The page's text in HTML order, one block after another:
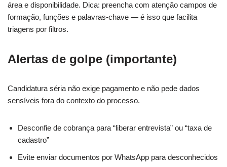
área e disponibilidade. Dica: preencha com atenção campos de
formação, funções e palavras-chave — é isso que facilita
triagens por filtros.
Alertas de golpe (importante)
Candidatura séria não exige pagamento e não pede dados
sensíveis fora do contexto do processo.
Desconfie de cobrança para “liberar entrevista” ou “taxa de
cadastro”
Evite enviar documentos por WhatsApp para desconhecidos